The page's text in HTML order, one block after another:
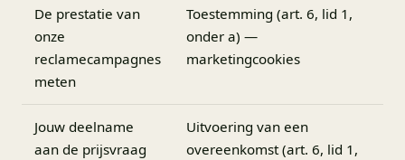
De prestatie van
onze
reclamecampagnes
meten
Toestemming (art. 6, lid 1,
onder a) —
marketingcookies
Jouw deelname
aan de prijsvraag
Uitvoering van een
overeenkomst (art. 6, lid 1,